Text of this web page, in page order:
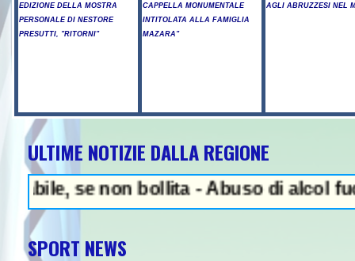
EDIZIONE DELLA MOSTRA
PERSONALE DI NESTORE
PRESUTTI, "RITORNI"
CAPPELLA MONUMENTALE
INTITOLATA ALLA FAMIGLIA
MAZARA"
AGLI ABRUZZESI NEL
ULTIME NOTIZIE DALLA REGIONE
bollita - Abuso di alcol fuori
SPORT NEWS
NEWS IN